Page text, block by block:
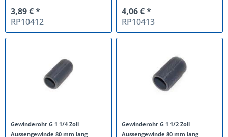
3,89 € *
RP10412
4,06 € *
RP10413
Gewinderohr G 1 1/4 Zoll
Aussengewinde 80 mm lang
Gewinderohr G 1 1/2 Zoll
Aussengewinde 80 mm lang